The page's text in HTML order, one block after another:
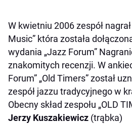
W kwietniu 2006 zespół
Music” która została
wydania „Jazz Forum”
znakomitych recenzji. W
Forum” „Old Timers” został
zespół jazzu tradycyjnego w
Obecny skład zespołu „OLD
Jerzy Kuszakiewicz (trąbka)